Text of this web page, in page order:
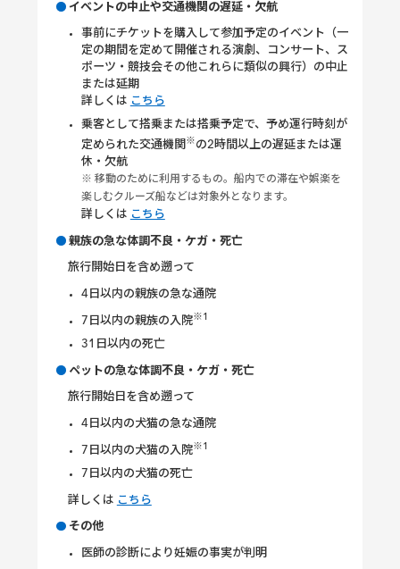
イベントの中止や交通機関の遅延・欠航
事前にチケットを購入して参加予定のイベント（一
定の期間を定めて開催される演劇、コンサート、ス
ポーツ・競技会その他これらに類似の興行）の中止
または延期
詳しくは こちら
乗客として搭乗または搭乗予定で、予め運行時刻が
定められた交通機関 ※の2時間以上の遅延または運
休・欠航
※ 移動のために利用するもの。船内での滞在や娯楽を
楽しむクルーズ船などは対象外となります。
詳しくは こちら
親族の急な体調不良・ケガ・死亡
旅行開始日を含め遡って
4日以内の親族の急な通院
7日以内の親族の入院※1
31日以内の死亡
ペットの急な体調不良・ケガ・死亡
旅行開始日を含め遡って
4日以内の犬猫の急な通院
7日以内の犬猫の入院※1
7日以内の犬猫の死亡
詳しくは こちら
その他
医師の診断により妊娠の事実が判明